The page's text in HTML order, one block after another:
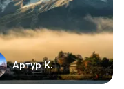
Артур К.